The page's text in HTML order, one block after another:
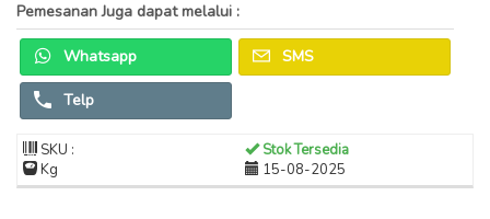
Pemesanan Juga dapat melalui :
Whatsapp SMS
Telp
SKU :
Stok Tersedia
Kg
15-08-2025